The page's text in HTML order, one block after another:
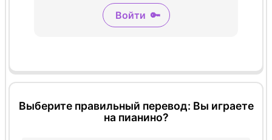
Войти 🔑
Выберите правильный перевод: Вы играете
на пианино?